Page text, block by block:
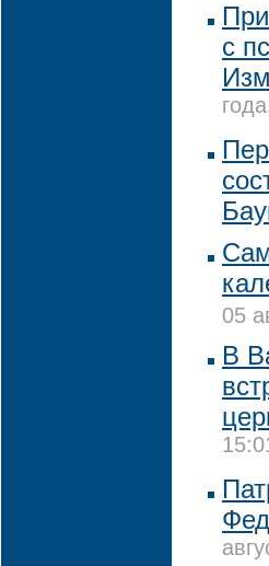
с
05
В